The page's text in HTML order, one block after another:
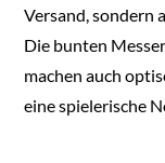
Versand, sondern
Die bunten
machen auch
eine spielerische